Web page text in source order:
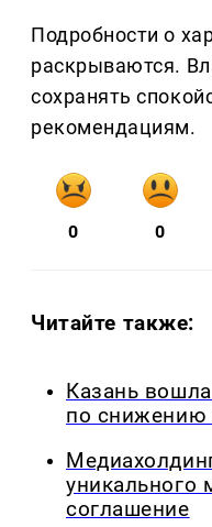
Подробности о
раскрываются.
сохранять
рекомендациям.
0 0
Читайте также:
Казань
по снижению
уникального
соглашение